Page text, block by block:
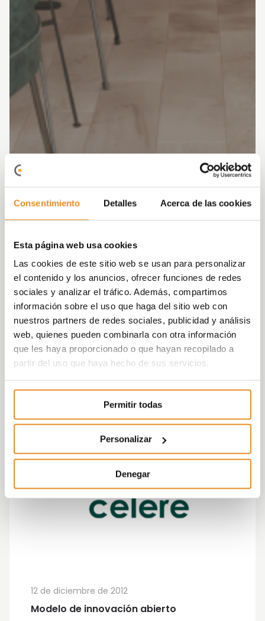
Consentimiento Detalles Acerca de las cookies
Esta página web usa cookies
Las cookies de este sitio web se usan para personalizar
el contenido y los anuncios, ofrecer funciones de redes
sociales y analizar el tráfico. Además, compartimos
información sobre el uso que haga del sitio web con
nuestros partners de redes sociales, publicidad y análisis
web, quienes pueden combinarla con otra información
que les haya proporcionado o que hayan recopilado a
partir del uso que haya hecho de sus servicios.
Permitir todas
Personalizar
Denegar
Modelo de innovación abierto
12 de diciembre de 2012